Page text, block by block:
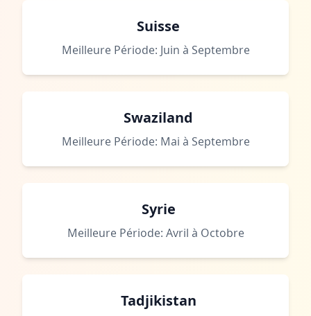
Suisse
Meilleure Période: Juin à Septembre
Swaziland
Meilleure Période: Mai à Septembre
Syrie
Meilleure Période: Avril à Octobre
Tadjikistan